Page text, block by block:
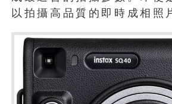
以拍攝高品質的即時成相照